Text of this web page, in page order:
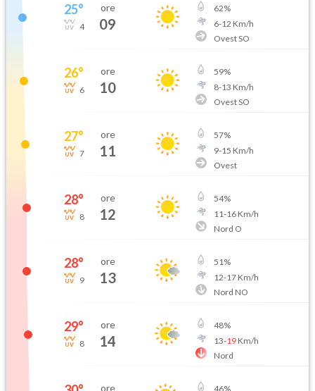
25°
4
ore
09
62%
6-12 Km/h
Ovest SO
26°
6
ore
10
59%
8-13 Km/h
Ovest SO
27°
7
ore
11
57%
9-15 Km/h
Ovest
28°
8
ore
12
54%
11-16Km/h
Nord O
28°
9
ore
13
51%
12-17Km/h
Nord NO
29°
8
ore
14
48%
13-19Km/h
Nord
ore 46%